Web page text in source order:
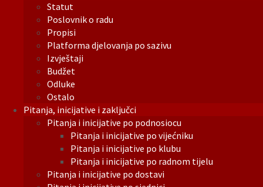
Statut
Poslovnik o radu
Propisi
Platforma djelovanja po sazivu
Izvještaji
Budžet
Odluke
Ostalo
Pitanja, inicijative i zaključci
Pitanja i inicijative po podnosiocu
Pitanja i inicijative po vijećniku
Pitanja i inicijative po klubu
Pitanja i inicijative po radnom tijelu
Pitanja i inicijative po dostavi